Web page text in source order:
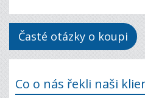
Časté otázky o koupi
Co o nás řekli naši